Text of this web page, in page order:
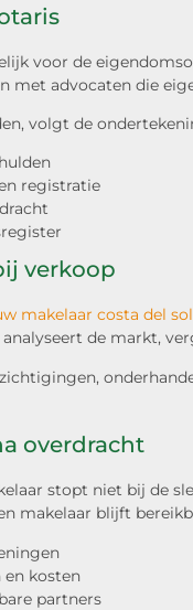
voor de
met advocaten die
volgt de
registratie
verkoop
makelaar costa del sol
de markt,
overdracht
stopt niet bij de
makelaar blijft
kosten
partners